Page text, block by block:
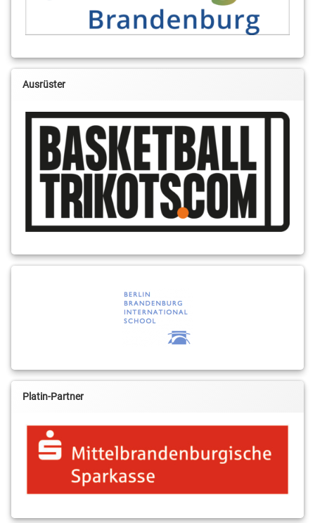
Ausrüster
Platin-Partner